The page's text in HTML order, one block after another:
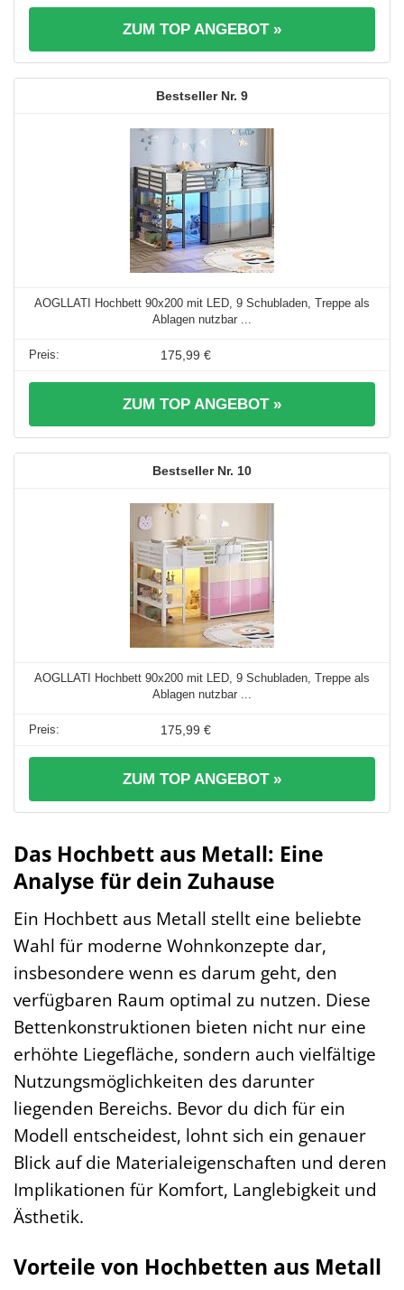
ZUM TOP ANGEBOT »
9
AOGLLATI Hochbett 90x200 mit LED, 9 Schubladen, Treppe als
Ablagen nutzbar ...
175,99 €
ZUM TOP ANGEBOT »
10
AOGLLATI Hochbett 90x200 mit LED, 9 Schubladen, Treppe als
Ablagen nutzbar ...
175,99 €
ZUM TOP ANGEBOT »
Das Hochbett aus Metall: Eine
Analyse für dein Zuhause
Ein Hochbett aus Metall stellt eine beliebte
Wahl für moderne Wohnkonzepte dar,
insbesondere wenn es darum geht, den
verfügbaren Raum optimal zu nutzen. Diese
Bettenkonstruktionen bieten nicht nur eine
erhöhte Liegefläche, sondern auch vielfältige
Nutzungsmöglichkeiten des darunter
liegenden Bereichs. Bevor du dich für ein
Modell entscheidest, lohnt sich ein genauer
Blick auf die Materialeigenschaften und deren
Implikationen für Komfort, Langlebigkeit und
Ästhetik.
Vorteile von Hochbetten aus Metall